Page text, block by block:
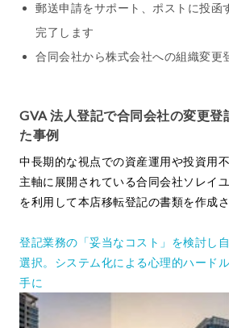
郵送申請をサポート、ポストに投函
完了します
合同会社から株式会社への組織変更
GVA 法人登記で合同会社の変更登
た事例
中長期的な視点での資産運用や投資用
主軸に展開されている合同会社ソレイ
を利用して本店移転登記の書類を作成さ
登記業務の「妥当なコスト」を検討し
選択。システム化による心理的ハード
手に